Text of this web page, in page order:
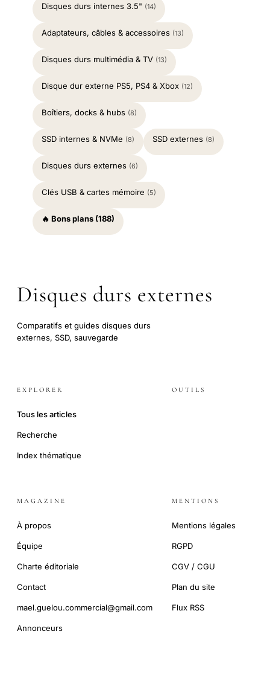
Disques durs internes 3.5" (14)
Adaptateurs, câbles & accessoires (13)
Disques durs multimédia & TV (13)
Disque dur externe PS5, PS4 & Xbox (12)
Boîtiers, docks & hubs (8)
SSD internes & NVMe (8) SSD externes (8)
Disques durs externes (6)
Clés USB & cartes mémoire (5)
🔥 Bons plans (188)
Disques durs externes
Comparatifs et guides disques durs
externes, SSD, sauvegarde
EXPLORER
Tous les articles
Recherche
Index thématique
OUTILS
MAGAZINE
À propos
Équipe
Charte éditoriale
Contact
mael.guelou.commercial@gmail.com
Annonceurs
MENTIONS
Mentions légales
RGPD
CGV / CGU
Plan du site
Flux RSS